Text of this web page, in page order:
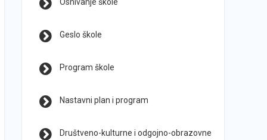
Geslo škole
Program škole
Nastavni plan i program
Društveno-kulturne i odgojno-obrazovne